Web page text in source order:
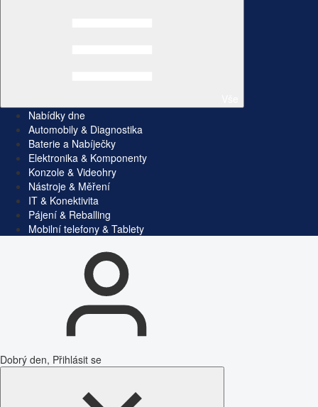
Nabídky dne
Automobily & Diagnostika
Baterie a Nabíječky
Elektronika & Komponenty
Konzole & Videohry
Nástroje & Měření
IT & Konektivita
Pájení & Reballing
Mobilní telefony & Tablety
Dobrý den, Přihlásit se